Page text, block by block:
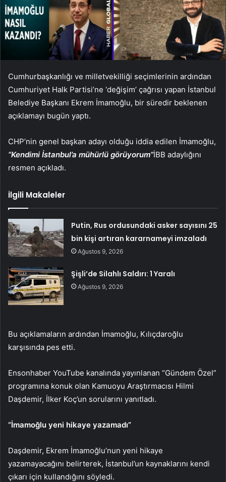
Cumhurbaşkanlığı ve milletvekilliği seçimlerinin ardından
Cumhuriyet Halk Partisi’ne ‘değişim’ çağrısı yapan İstanbul
Belediye Başkanı Ekrem İmamoğlu, bir süredir beklenen
açıklamayı bugün yaptı.
CHP’nin genel başkan adayı olduğu iddia edilen İmamoğlu,
“Kendimi İstanbul’a mühürlü görüyorum”İBB adaylığını
resmen açıkladı.
İlgili Makaleler
Putin, Rus ordusundaki asker sayısını 25
bin kişi artıran kararnameyi imzaladı
Ağustos 9, 2026
Şişli’de Silahlı Saldırı: 1 Yaralı
Ağustos 9, 2026
Bu açıklamaların ardından İmamoğlu, Kılıçdaroğlu
karşısında pes etti.
Ensonhaber YouTube kanalında yayınlanan “Gündem Özel”
programına konuk olan Kamuoyu Araştırmacısı Hilmi
Daşdemir, İlker Koç’un sorularını yanıtladı.
“İmamoğlu yeni hikaye yazamadı”
Daşdemir, Ekrem İmamoğlu’nun yeni hikaye
yazamayacağını belirterek, İstanbul’un kaynaklarını kendi
çıkarı için kullandığını söyledi.